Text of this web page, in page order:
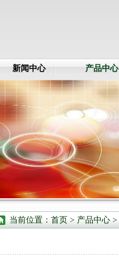
新闻中心 产品中心
当前位置： 首页 > 产品中心 >